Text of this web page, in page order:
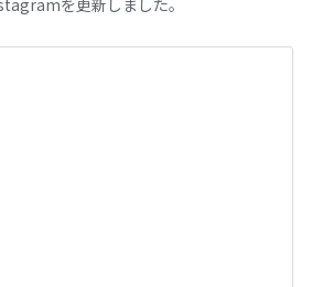
を更新しました。